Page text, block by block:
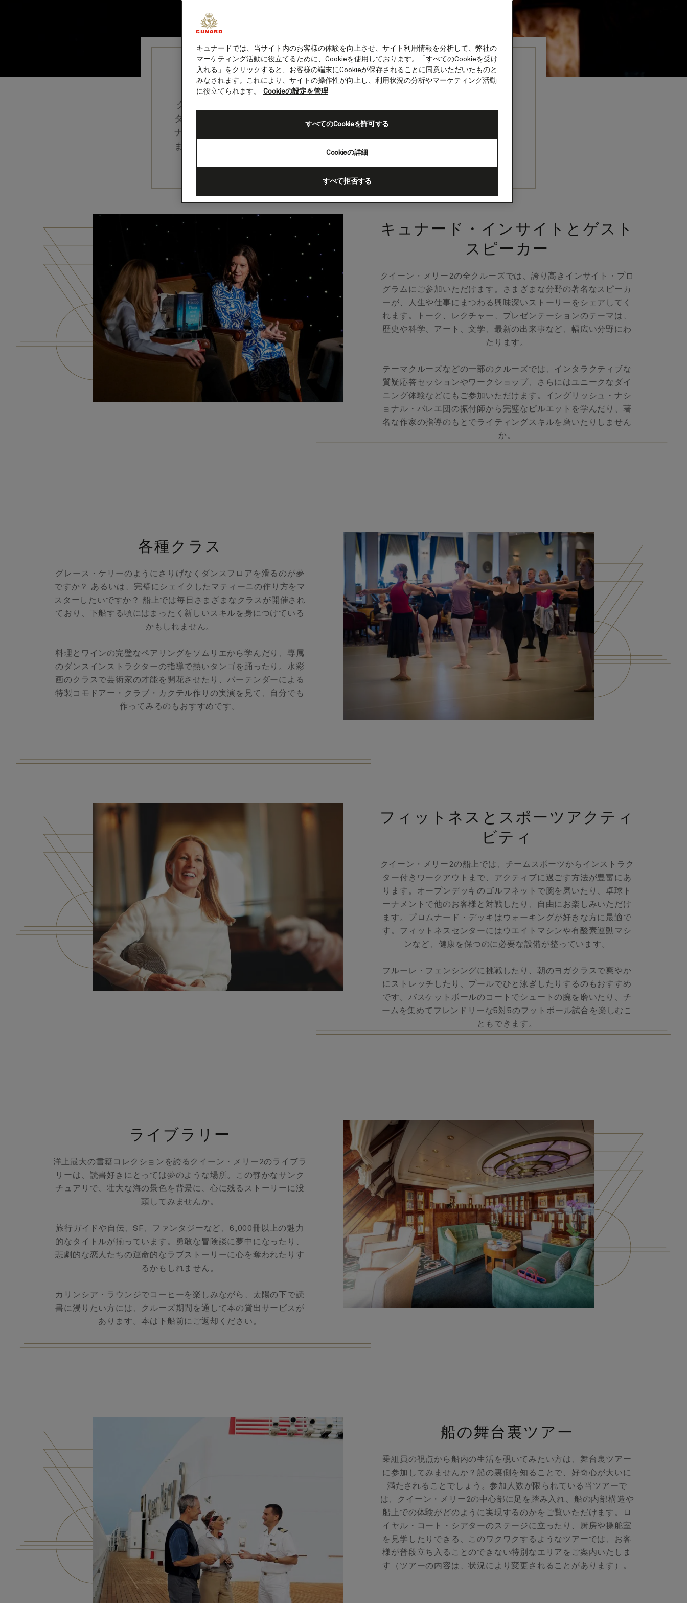
クイーン・メリー2のアクティビティ
クイーン・メリー2の船上では、アクティブに過ごすためのオプションやエン
ターテイメントが豊富に揃っています。新しいスキルを磨いたり、チームトー
ナメントに参加したり、もしくはグルメの味覚を鍛えることができるかもしれ
ません。デイリー・プログラムには毎日のアクティビティが記載されており、
キュナード・インサイトとゲスト
スピーカー
クイーン・メリー2の全クルーズでは、誇り高きインサイト・プロ
グラムにご参加いただけます。さまざまな分野の著名なスピーカ
ーが、人生や仕事にまつわる興味深いストーリーをシェアしてく
れます。トーク、レクチャー、プレゼンテーションのテーマは、
歴史や科学、アート、文学、最新の出来事など、幅広い分野にわ
たります。
テーマクルーズなどの一部のクルーズでは、インタラクティブな
質疑応答セッションやワークショップ、さらにはユニークなダイ
ニング体験などにもご参加いただけます。イングリッシュ・ナシ
ョナル・バレエ団の振付師から完璧なピルエットを学んだり、著
名な作家の指導のもとでライティングスキルを磨いたりしません
か。
各種クラス
グレース・ケリーのようにさりげなくダンスフロアを滑るのが夢
ですか？ あるいは、完璧にシェイクしたマティーニの作り方をマ
スターしたいですか？ 船上では毎日さまざまなクラスが開催され
ており、下船する頃にはまったく新しいスキルを身につけている
かもしれません。
料理とワインの完璧なペアリングをソムリエから学んだり、専属
のダンスインストラクターの指導で熱いタンゴを踊ったり。水彩
画のクラスで芸術家の才能を開花させたり、バーテンダーによる
特製コモドアー・クラブ・カクテル作りの実演を見て、自分でも
作ってみるのもおすすめです。
フィットネスとスポーツアクティ
ビティ
クイーン・メリー2の船上では、チームスポーツからインストラク
ター付きワークアウトまで、アクティブに過ごす方法が豊富にあ
ります。オープンデッキのゴルフネットで腕を磨いたり、卓球ト
ーナメントで他のお客様と対戦したり、自由にお楽しみいただけ
ます。プロムナード・デッキはウォーキングが好きな方に最適で
す。フィットネスセンターにはウエイトマシンや有酸素運動マシ
ンなど、健康を保つのに必要な設備が整っています。
フルーレ・フェンシングに挑戦したり、朝のヨガクラスで爽やか
にストレッチしたり、プールでひと泳ぎしたりするのもおすすめ
です。バスケットボールのコートでシュートの腕を磨いたり、チ
ームを集めてフレンドリーな5対5のフットボール試合を楽しむこ
ともできます。
ライブラリー
洋上最大の書籍コレクションを誇るクイーン・メリー2のライブラ
リーは、読書好きにとっては夢のような場所。この静かなサンク
チュアリで、壮大な海の景色を背景に、心に残るストーリーに没
頭してみませんか。
旅行ガイドや自伝、SF、ファンタジーなど、6,000冊以上の魅力
的なタイトルが揃っています。勇敢な冒険談に夢中になったり、
悲劇的な恋人たちの運命的なラブストーリーに心を奪われたりす
るかもしれません。
カリンシア・ラウンジでコーヒーを楽しみながら、太陽の下で読
書に浸りたい方には、クルーズ期間を通して本の貸出サービスが
あります。本は下船前にご返却ください。
船の舞台裏ツアー
乗組員の視点から船内の生活を覗いてみたい方は、舞台裏ツアー
に参加してみませんか？船の裏側を知ることで、好奇心が大いに
満たされることでしょう。参加人数が限られている当ツアーで
は、クイーン・メリー2の中心部に足を踏み入れ、船の内部構造や
船上での体験がどのように実現するのかをご覧いただけます。ロ
イヤル・コート・シアターのステージに立ったり、厨房や操舵室
を見学したりできる、このワクワクするようなツアーでは、お客
様が普段立ち入ることのできない特別なエリアをご案内いたしま
す（ツアーの内容は、状況により変更されることがあります）。
キュナードでは、当サイト内のお客様の体験を向上させ、サイト利用情報を分析して、弊社の
マーケティング活動に役立てるために、Cookieを使用しております。「すべてのCookieを受け
入れる」をクリックすると、お客様の端末にCookieが保存されることに同意いただいたものと
みなされます。これにより、サイトの操作性が向上し、利用状況の分析やマーケティング活動
に役立てられます。
Cookieの設定を管理
Cookieの詳細
すべて拒否する
すべてのCookieを許可する